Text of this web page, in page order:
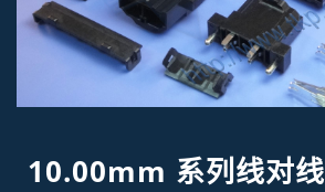
10.00mm 系列线对线